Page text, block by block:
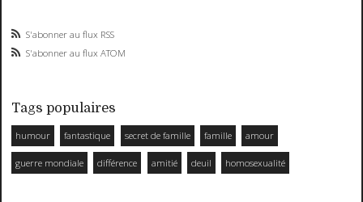
S'abonner au flux RSS
S'abonner au flux ATOM
Tags populaires
humour fantastique secret de famille famille amour
guerre mondiale différence amitié deuil homosexualité